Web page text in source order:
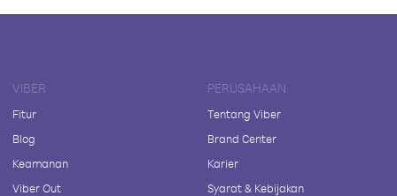
VIBER
Fitur
Blog
Keamanan
Viber Out
PERUSAHAAN
Tentang Viber
Brand Center
Karier
Syarat & Kebijakan